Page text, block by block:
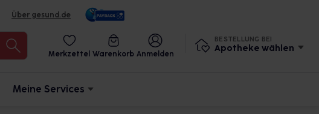
Über gesund.de
Merkzettel Warenkorb Anmelden
BESTELLUNG BEI
Apotheke wählen
Meine Services